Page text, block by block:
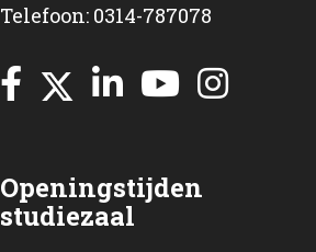
Telefoon: 0314-787078
Openingstijden
studiezaal